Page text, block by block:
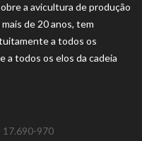
a avicultura de produção
de 20 anos, tem
a todos os
a todos os elos da cadeia
17.690-970